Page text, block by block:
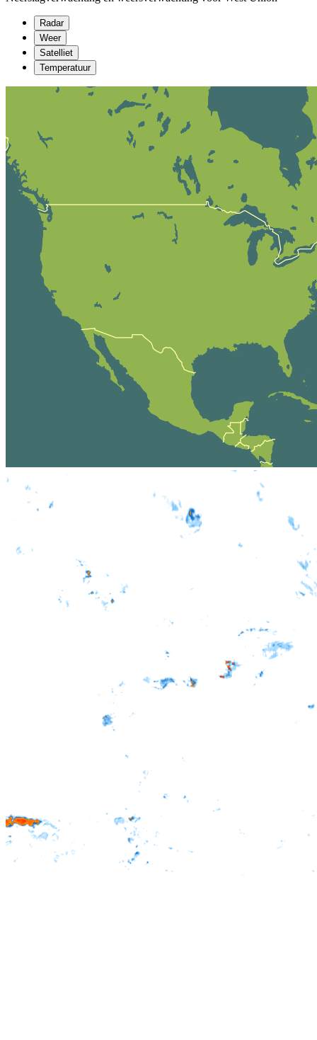
Radar
Weer
Satelliet
Temperatuur